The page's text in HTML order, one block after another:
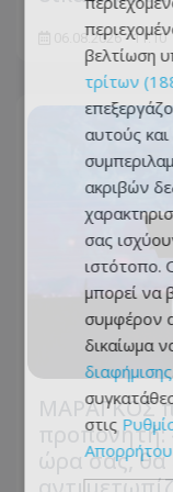
06.08.2026 - 11:10
ΜΑΡΑΓΚΟΣ
ώρα σας, θα
βελτίωση
τρίτων
αυτούς
ακριβών
σας
ιστότοπο.
μπορεί να
συμφέρον
δικαίωμα
διαφήμισης
στις
Απορρήτου